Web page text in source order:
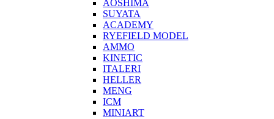
AOSHIMA
SUYATA
ACADEMY
RYEFIELD MODEL
AMMO
KINETIC
ITALERI
HELLER
MENG
ICM
MINIART